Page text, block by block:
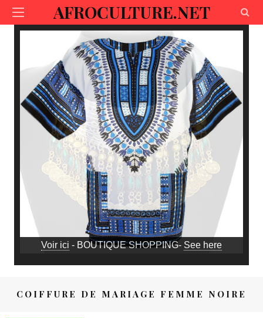
AFROCULTURE.NET
Voir ici - BOUTIQUE SHOPPING- See here
COIFFURE DE MARIAGE FEMME NOIRE